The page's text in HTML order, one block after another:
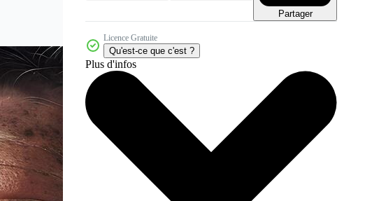
Partager
Licence Gratuite
Qu'est-ce que c'est ?
Plus d'infos